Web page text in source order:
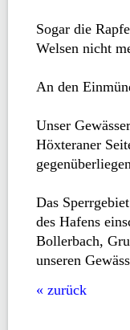
Sogar die
Welsen nicht
An den
Unser
Höxteraner
Das
des Hafens
Bollerbach,
unseren
« zurück